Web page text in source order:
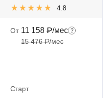
4.8
От 11 158 ₽/мес
15 476 ₽/мес
Старт